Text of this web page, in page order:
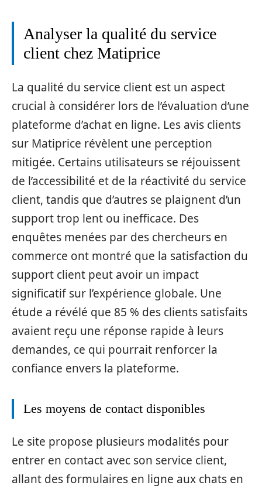
Analyser la qualité du service
client chez Matiprice
La qualité du service client est un aspect
crucial à considérer lors de l’évaluation d’une
plateforme d’achat en ligne. Les avis clients
sur Matiprice révèlent une perception
mitigée. Certains utilisateurs se réjouissent
de l’accessibilité et de la réactivité du service
client, tandis que d’autres se plaignent d’un
support trop lent ou inefficace. Des
enquêtes menées par des chercheurs en
commerce ont montré que la satisfaction du
support client peut avoir un impact
significatif sur l’expérience globale. Une
étude a révélé que 85 % des clients satisfaits
avaient reçu une réponse rapide à leurs
demandes, ce qui pourrait renforcer la
confiance envers la plateforme.
Les moyens de contact disponibles
Le site propose plusieurs modalités pour
entrer en contact avec son service client,
allant des formulaires en ligne aux chats en